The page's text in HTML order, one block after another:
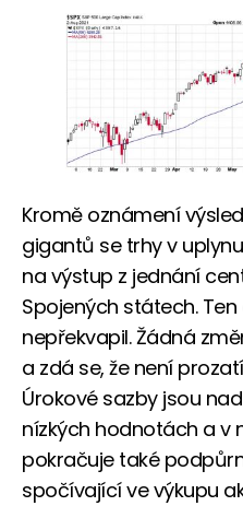
Kromě oznámení
gigantů se trhy v
na výstup z jednání
Spojených státech.
nepřekvapil. Žádná
a zdá se, že není
Úrokové sazby jsou
nízkých hodnotách a v
pokračuje také
spočívající ve výkupu